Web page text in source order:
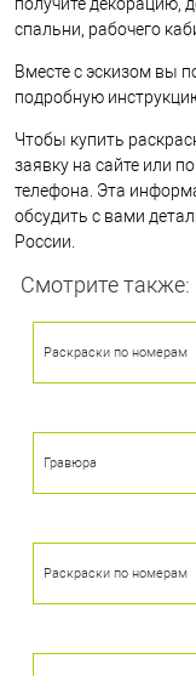
спальни, рабочего
Вместе с эскизом вы
подробную
Чтобы купить
заявку на сайте или
телефона. Эта
обсудить с вами
России.
Смотрите также:
Раскраски по номерам
Гравюра
Раскраски по номерам